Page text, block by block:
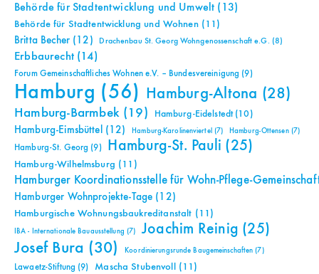
Behörde für Stadtentwicklung und Umwelt (13)
Behörde für Stadtentwicklung und Wohnen(11)
Britta Becher(12) Drachenbau St. Georg Wohngenossenschaft e.G. (8)
Erbbaurecht(14)
Forum Gemeinschaftliches Wohnen e.V. – Bundesvereinigung (9)
Hamburg (56) Hamburg-Altona (28)
Hamburg-Barmbek(19) Hamburg-Eidelstedt(10)
Hamburg-Eimsbüttel (12) Hamburg-Karolinenviertel (7) Hamburg-Ottensen(7)
Hamburg-St. Georg (9) Hamburg-St. Pauli (25)
Hamburg-Wilhelmsburg (11)
Hamburger Koordinationsstelle für Wohn-Pflege-
Hamburger Wohnprojekte-Tage (12)
Hamburgische Wohnungsbaukreditanstalt (11)
IBA - Internationale Bauausstellung (7) Joachim Reinig (25)
Josef Bura (30) Koordinierungsrunde Baugemeinschaften (7)
Lawaetz-Stiftung (9) Mascha Stubenvoll (11)